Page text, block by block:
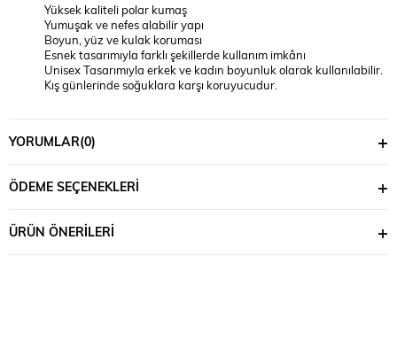
Yüksek kaliteli polar kumaş
Yumuşak ve nefes alabilir yapı
Boyun, yüz ve kulak koruması
Esnek tasarımıyla farklı şekillerde kullanım imkânı
Unisex Tasarımıyla erkek ve kadın boyunluk olarak kullanılabilir.
Kış günlerinde soğuklara karşı koruyucudur.
YORUMLAR(0)
ÖDEME SEÇENEKLERI
ÜRÜN ÖNERILERI